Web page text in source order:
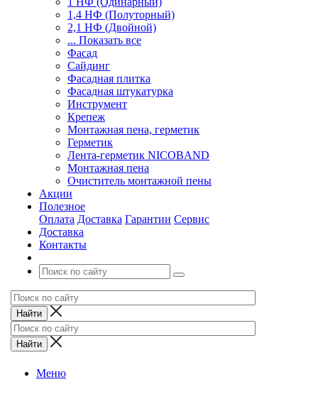
1,4 НФ (Полуторный)
2,1 НФ (Двойной)
... Показать все
Фасад
Сайдинг
Фасадная плитка
Фасадная штукатурка
Инструмент
Крепеж
Монтажная пена, герметик
Герметик
Лента-герметик NICOBAND
Монтажная пена
Очиститель монтажной пены
Акции
Полезное
Оплата Доставка Гарантии Сервис
Доставка
Контакты
Меню